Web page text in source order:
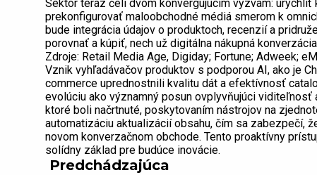
Sektor teraz čelí dvom konvergujúcim výzvam:
prekonfigurovať maloobchodné médiá smerom k
bude integrácia údajov o produktoch, recenzií a
porovnať a kúpiť, nech už digitálna nákupná
Zdroje: Retail Media Age, Digiday; Fortune; Adweek;
Vznik vyhľadávačov produktov s podporou AI, ako je
commerce uprednostnili kvalitu dát a efektívnosť
evolúciu ako významný posun ovplyvňujúci
ktoré boli načrtnuté, poskytovaním nástrojov na
automatizáciu aktualizácií obsahu, čím sa zabezpečí,
novom konverzačnom obchode. Tento proaktívny
solídny základ pre budúce inovácie.
Predchádzajúca